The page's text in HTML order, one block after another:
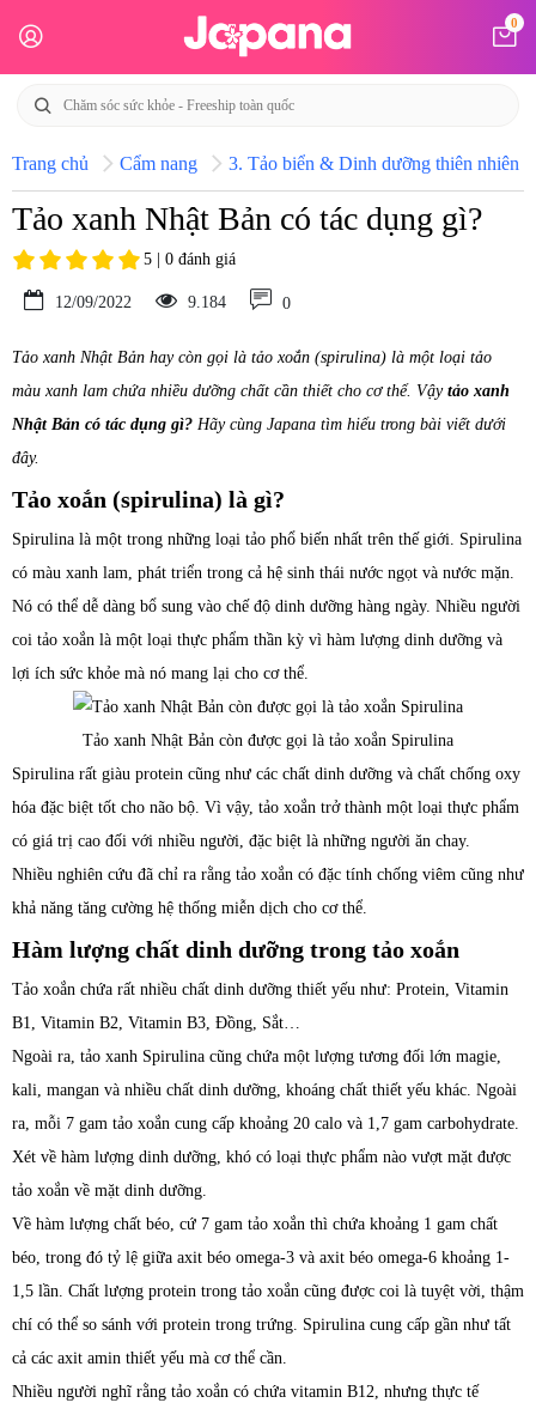
0
Trang chủ Cẩm nang 3. Tảo biển & Dinh dưỡng thiên nhiên
Tảo xanh Nhật Bản có tác dụng gì?
5 | 0 đánh giá
12/09/2022 9.184 0
Tảo xanh Nhật Bản hay còn gọi là tảo xoắn (spirulina) là một loại tảo
màu xanh lam chứa nhiều dưỡng chất cần thiết cho cơ thể. Vậy tảo xanh
Nhật Bản có tác dụng gì? Hãy cùng Japana tìm hiểu trong bài viết dưới
đây.
Tảo xoắn (spirulina) là gì?
Spirulina là một trong những loại tảo phổ biến nhất trên thế giới. Spirulina
có màu xanh lam, phát triển trong cả hệ sinh thái nước ngọt và nước mặn.
Nó có thể dễ dàng bổ sung vào chế độ dinh dưỡng hàng ngày. Nhiều người
coi tảo xoắn là một loại thực phẩm thần kỳ vì hàm lượng dinh dưỡng và
lợi ích sức khỏe mà nó mang lại cho cơ thể.
Tảo xanh Nhật Bản còn được gọi là tảo xoắn Spirulina
Spirulina rất giàu protein cũng như các chất dinh dưỡng và chất chống oxy
hóa đặc biệt tốt cho não bộ. Vì vậy, tảo xoắn trở thành một loại thực phẩm
có giá trị cao đối với nhiều người, đặc biệt là những người ăn chay.
Nhiều nghiên cứu đã chỉ ra rằng tảo xoắn có đặc tính chống viêm cũng như
khả năng tăng cường hệ thống miễn dịch cho cơ thể.
Hàm lượng chất dinh dưỡng trong tảo xoắn
Tảo xoắn chứa rất nhiều chất dinh dưỡng thiết yếu như: Protein, Vitamin
B1, Vitamin B2, Vitamin B3, Đồng, Sắt…
Ngoài ra, tảo xanh Spirulina cũng chứa một lượng tương đối lớn magie,
kali, mangan và nhiều chất dinh dưỡng, khoáng chất thiết yếu khác. Ngoài
ra, mỗi 7 gam tảo xoắn cung cấp khoảng 20 calo và 1,7 gam carbohydrate.
Xét về hàm lượng dinh dưỡng, khó có loại thực phẩm nào vượt mặt được
tảo xoắn về mặt dinh dưỡng.
Về hàm lượng chất béo, cứ 7 gam tảo xoắn thì chứa khoảng 1 gam chất
béo, trong đó tỷ lệ giữa axit béo omega-3 và axit béo omega-6 khoảng 1-
1,5 lần. Chất lượng protein trong tảo xoắn cũng được coi là tuyệt vời, thậm
chí có thể so sánh với protein trong trứng. Spirulina cung cấp gần như tất
cả các axit amin thiết yếu mà cơ thể cần.
Nhiều người nghĩ rằng tảo xoắn có chứa vitamin B12, nhưng thực tế